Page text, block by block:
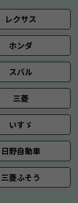
レクサス
ホンダ
スバル
三菱
いすゞ
日野自動車
三菱ふそう